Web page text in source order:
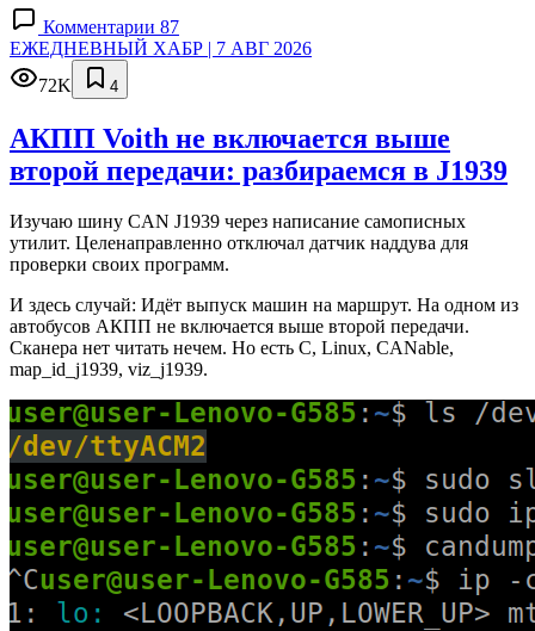
Комментарии 87
ЕЖЕДНЕВНЫЙ ХАБР | 7 АВГ 2026
72K
4
АКПП Voith не включается выше
второй передачи: разбираемся в J1939
Изучаю шину CAN J1939 через написание самописных
утилит. Целенаправленно отключал датчик наддува для
проверки своих программ.
И здесь случай: Идёт выпуск машин на маршрут. На одном из
автобусов АКПП не включается выше второй передачи.
Сканера нет читать нечем. Но есть C, Linux, CANable,
map_id_j1939, viz_j1939.